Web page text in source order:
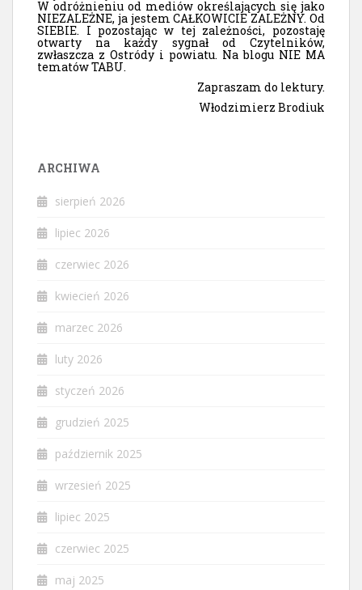
W odróżnieniu od mediów określających się jako
NIEZALEŻNE, ja jestem CAŁKOWICIE ZALEŻNY. Od
SIEBIE. I pozostając w tej zależności, pozostaję
otwarty na każdy sygnał od Czytelników,
zwłaszcza z Ostródy i powiatu. Na blogu NIE MA
tematów TABU.
Zapraszam do lektury.
Włodzimierz Brodiuk
ARCHIWA
sierpień 2026
lipiec 2026
czerwiec 2026
kwiecień 2026
marzec 2026
luty 2026
styczeń 2026
grudzień 2025
październik 2025
wrzesień 2025
lipiec 2025
czerwiec 2025
maj 2025